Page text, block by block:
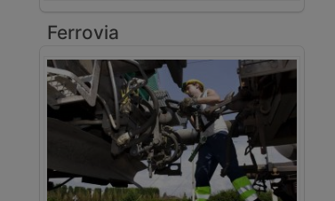
Ferrovia